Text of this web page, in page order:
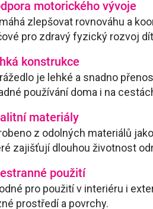
motorického vývoje
zlepšovat rovnováhu a
pro zdravý fyzický rozvoj
konstrukce
je lehké a snadno
používání doma i na
materiály
z odolných materiálů
zajišťují dlouhou životnost
použití
pro použití v interiéru i
prostředí a povrchy.